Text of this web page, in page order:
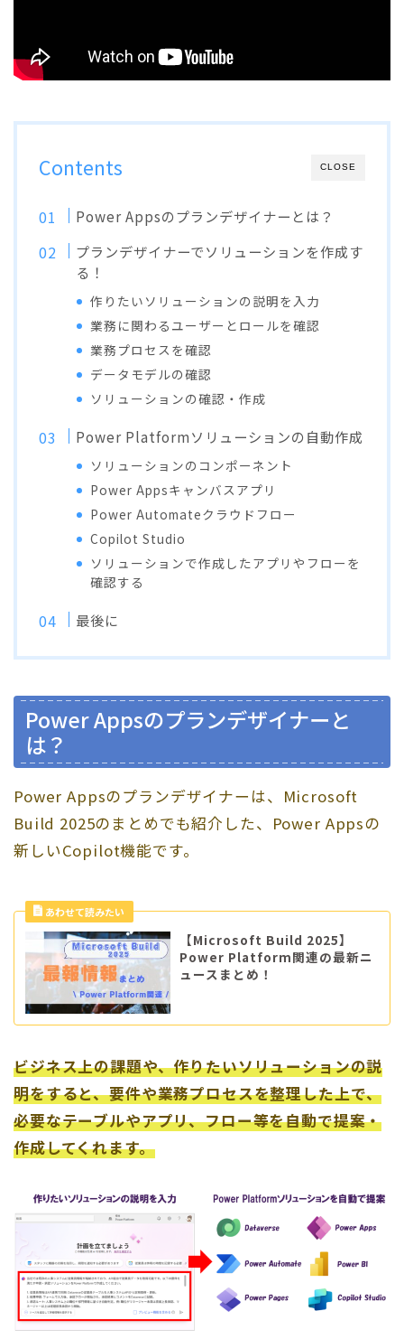
CLOSE
Contents
Power Appsのプランデザイナーとは？
プランデザイナーでソリューションを作成す
る！
作りたいソリューションの説明を入力
業務に関わるユーザーとロールを確認
業務プロセスを確認
データモデルの確認
ソリューションの確認・作成
Power Platformソリューションの自動作成
ソリューションのコンポーネント
Power Appsキャンバスアプリ
Power Automateクラウドフロー
Copilot Studio
ソリューションで作成したアプリやフローを
確認する
最後に
Power Appsのプランデザイナーと
は？
Power Appsのプランデザイナーは、Microsoft
Build 2025のまとめでも紹介した、Power Appsの
新しいCopilot機能です。
【Microsoft Build 2025】
Power Platform関連の最新ニ
ュースまとめ！
ビジネス上の課題や、作りたいソリューションの説
明をすると、要件や業務プロセスを整理した上で、
必要なテーブルやアプリ、フロー等を自動で提案・
作成してくれます。